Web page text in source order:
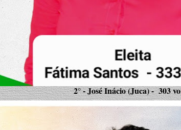
2° - José Inácio (Juca) - 303